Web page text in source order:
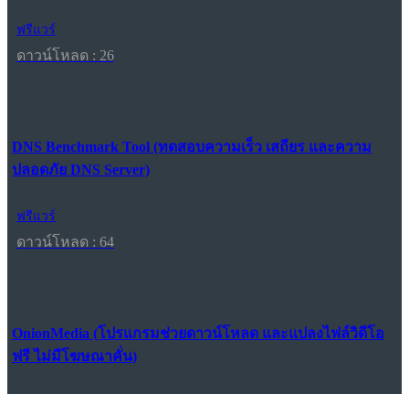
ฟรีแวร์
ดาวน์โหลด : 26
DNS Benchmark Tool (ทดสอบความเร็ว เสถียร และความ
ปลอดภัย DNS Server)
ฟรีแวร์
ดาวน์โหลด : 64
OnionMedia (โปรแกรมช่วยดาวน์โหลด และแปลงไฟล์วิดีโอ
ฟรี ไม่มีโฆษณาคั่น)